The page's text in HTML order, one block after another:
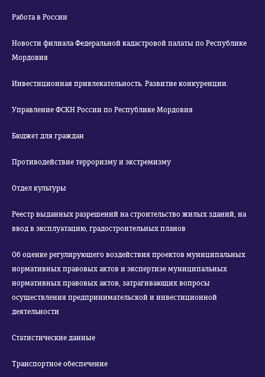
Работа в России
Новости филиала Федеральной кадастровой палаты по Республике
Мордовия
Инвестиционная привлекательность. Развитие конкуренции.
Управление ФСКН России по Республике Мордовия
Бюджет для граждан
Противодействие терроризму и экстремизму
Отдел культуры
Реестр выданных разрешений на строительство жилых зданий, на
ввод в эксплуатацию, градостроительных планов
Об оценке регулирующего воздействия проектов муниципальных
нормативных правовых актов и экспертизе муниципальных
нормативных правовых актов, затрагивающих вопросы
осуществления предпринимательской и инвестиционной
деятельности
Статистические данные
Транспортное обеспечение